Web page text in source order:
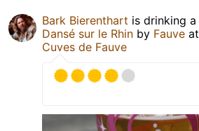
Bark Bierenthart is drinking a
Dansé sur le Rhin by Fauve at
Cuves de Fauve